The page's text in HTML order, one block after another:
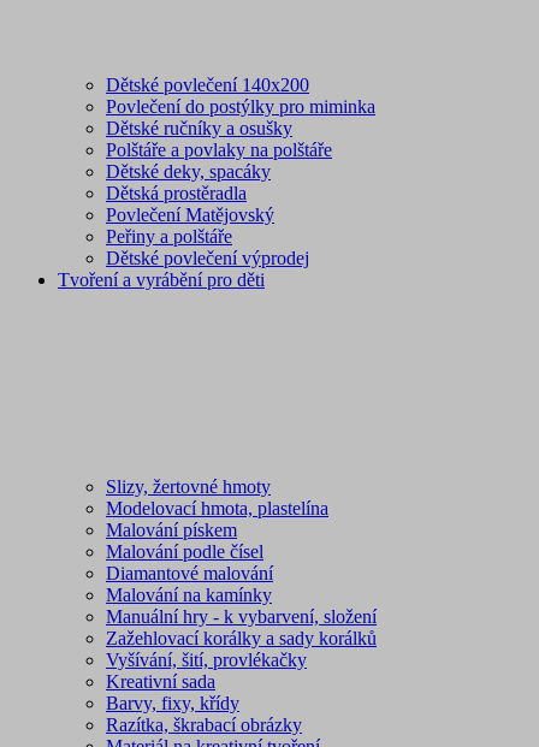
Dětské povlečení 140x200
Povlečení do postýlky pro miminka
Dětské ručníky a osušky
Polštáře a povlaky na polštáře
Dětské deky, spacáky
Dětská prostěradla
Povlečení Matějovský
Peřiny a polštáře
Dětské povlečení výprodej
Tvoření a vyrábění pro děti
Slizy, žertovné hmoty
Modelovací hmota, plastelína
Malování pískem
Malování podle čísel
Diamantové malování
Malování na kamínky
Manuální hry - k vybarvení, složení
Zažehlovací korálky a sady korálků
Vyšívání, šití, provlékačky
Kreativní sada
Barvy, fixy, křídy
Razítka, škrabací obrázky